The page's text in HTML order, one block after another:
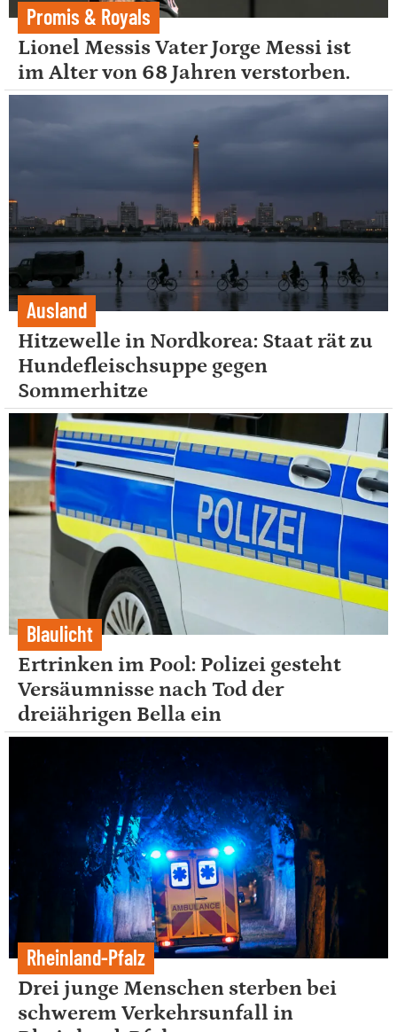
Promis & Royals
Lionel Messis Vater Jorge Messi ist
im Alter von 68 Jahren verstorben.
Ausland
Hitzewelle in Nordkorea: Staat rät zu
Hundefleischsuppe gegen
Sommerhitze
Blaulicht
Ertrinken im Pool: Polizei gesteht
Versäumnisse nach Tod der
dreiährigen Bella ein
Rheinland-Pfalz
Drei junge Menschen sterben bei
schwerem Verkehrsunfall in